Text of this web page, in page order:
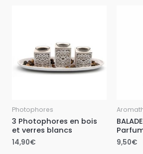
Photophores
3 Photophores en bois
et verres blancs
14,90€ 9,50€